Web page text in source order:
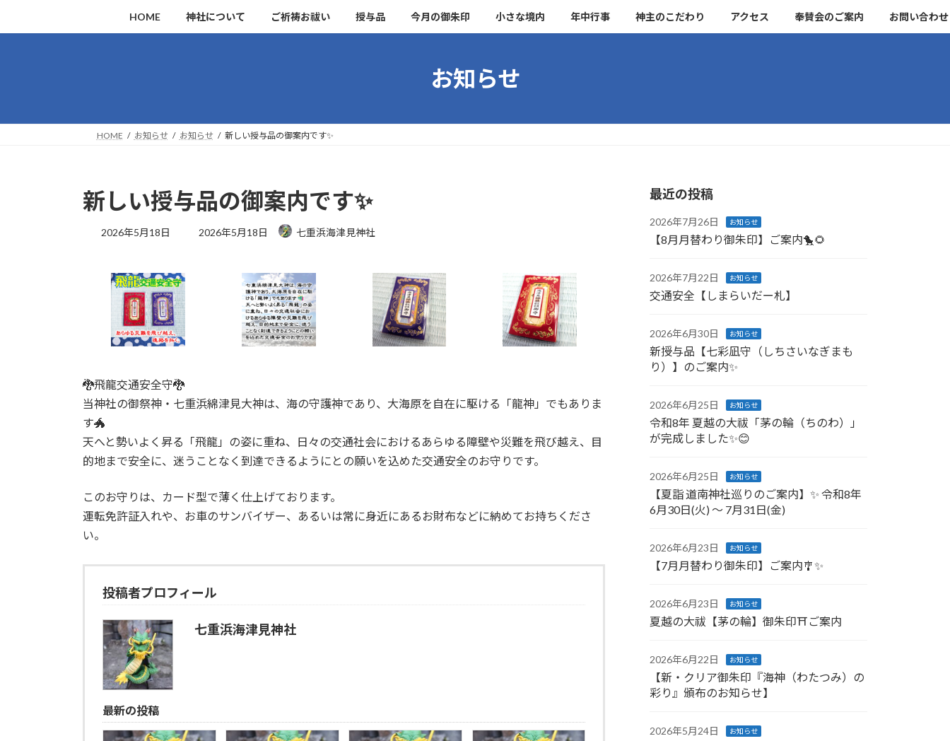
キ
に
HOME 神社について ご祈祷お祓い 授与品 今月の御朱印 小さな境内 年中行事 神主のこだわり アクセス 奉賛会のご案内 お問い合わせ
お知らせ
HOME お知らせ お知らせ 新しい授与品の御案内です✨
新しい授与品の御案内です✨
2026年5月18日
最
2026年5月18日 七重浜海津見神社
🐉飛龍交通安全守🐉
当神社の御祭神・七重浜綿津見大神は、海の守護神であり、大海原を自在に駆ける「龍神」でもありま
す🐲
天へと勢いよく昇る「飛龍」の姿に重ね、日々の交通社会におけるあらゆる障壁や災難を飛び越え、目
的地まで安全に、迷うことなく到達できるようにとの願いを込めた交通安全のお守りです。
このお守りは、カード型で薄く仕上げております。
運転免許証入れや、お車のサンバイザー、あるいは常に身近にあるお財布などに納めてお持ちくださ
い。
投稿者プロフィール
七重浜海津見神社
最新の投稿
最近の投稿
2026年7月26日 お知らせ
【8月月替わり御朱印】ご案内🐤🌻
2026年7月22日 お知らせ
交通安全【しまらいだー札】
2026年6月30日 お知らせ
新授与品【七彩凪守（しちさいなぎまも
り）】のご案内✨
2026年6月25日 お知らせ
令和8年 夏越の大祓「茅の輪（ちのわ）」
が完成しました✨😊
2026年6月25日 お知らせ
【夏詣 道南神社巡りのご案内】✨ 令和8年
6月30日(火) 〜 7月31日(金)
2026年6月23日 お知らせ
【7月月替わり御朱印】ご案内🎐✨
2026年6月23日 お知らせ
夏越の大祓【茅の輪】御朱印⛩ご案内
2026年6月22日 お知らせ
【新・クリア御朱印『海神（わたつみ）の
彩り』頒布のお知らせ】
2026年5月24日 お知らせ